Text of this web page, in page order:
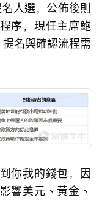
人選，公佈後則
序，現任主席鮑
名與確認流程需
你我的錢包，因
響美元、黃金、